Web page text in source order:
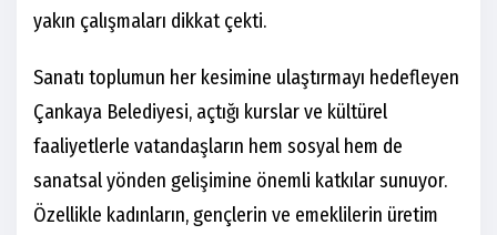
yakın çalışmaları dikkat çekti.
Sanatı toplumun her kesimine ulaştırmayı hedefleyen
Çankaya Belediyesi, açtığı kurslar ve kültürel
faaliyetlerle vatandaşların hem sosyal hem de
sanatsal yönden gelişimine önemli katkılar sunuyor.
Özellikle kadınların, gençlerin ve emeklilerin üretim